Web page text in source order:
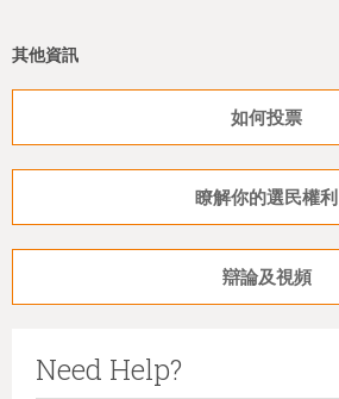
其他資訊
如何投票
瞭解你的選民權利
辯論及視頻
Need Help?